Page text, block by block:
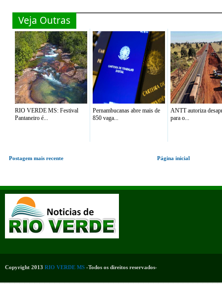
Veja Outras
RIO VERDE MS: Festival
Pantaneiro é...
Pernambucanas abre mais de
850 vaga...
ANTT autoriza
para o...
Postagem mais recente Página inicial
Copyright 2013 RIO VERDE MS -Todos os direitos reservados-